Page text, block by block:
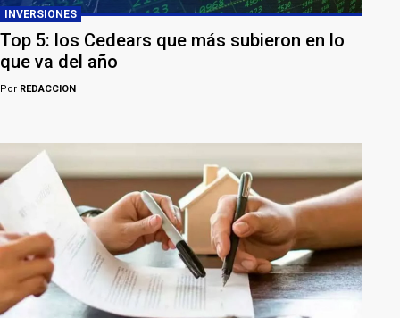
INVERSIONES
Top 5: los Cedears que más subieron en lo
que va del año
Por REDACCION